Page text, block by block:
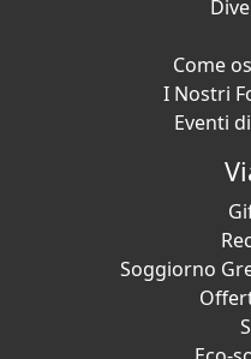
Come
I Nostri
Eventi
Soggiorno